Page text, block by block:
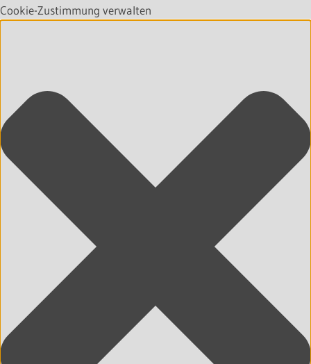
Cookie-Zustimmung verwalten